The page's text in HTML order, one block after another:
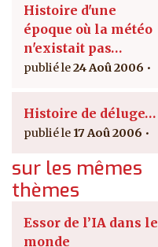
Histoire d'une
époque où la météo
n'existait pas…
24 Aoû 2006
Histoire de déluge…
17 Aoû 2006
sur les mêmes
thèmes
Essor de l’IA dans le
monde